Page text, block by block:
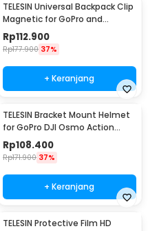
TELESIN Universal Backpack Clip
Magnetic for GoPro and
Smartphone - GP-JFM-009
Rp112.900
Rp177.900 37%
+ Keranjang
TELESIN Bracket Mount Helmet
for GoPro DJI Osmo Action
Camera - GP-HBM-MT2-YH
Rp108.400
Rp171.900 37%
+ Keranjang
TELESIN Protective Film HD